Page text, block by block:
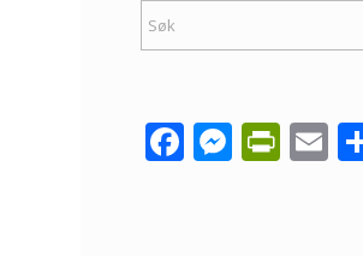
Facebook